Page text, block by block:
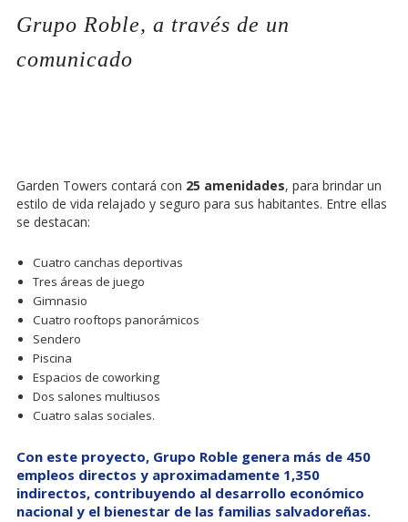
Grupo Roble, a través de un
comunicado
Garden Towers contará con 25 amenidades, para brindar un
estilo de vida relajado y seguro para sus habitantes. Entre ellas
se destacan:
Cuatro canchas deportivas
Tres áreas de juego
Gimnasio
Cuatro rooftops panorámicos
Sendero
Piscina
Espacios de coworking
Dos salones multiusos
Cuatro salas sociales.
Con este proyecto, Grupo Roble genera más de 450
empleos directos y aproximadamente 1,350
indirectos, contribuyendo al desarrollo económico
nacional y el bienestar de las familias salvadoreñas.